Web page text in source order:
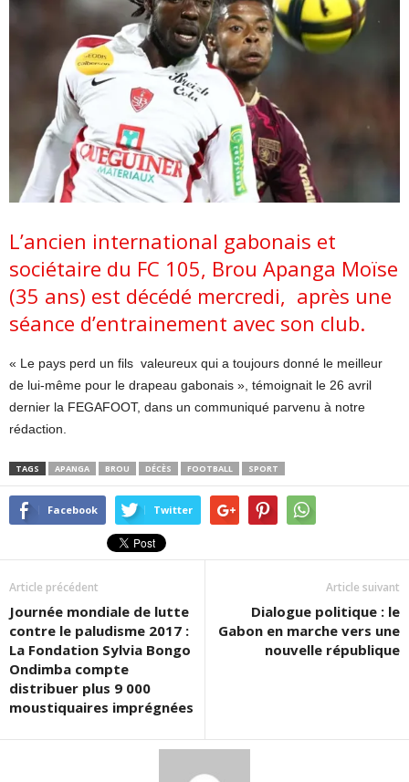
L’ancien international gabonais et
sociétaire du FC 105, Brou Apanga Moïse
(35 ans) est décédé mercredi, après une
séance d’entrainement avec son club.
« Le pays perd un fils valeureux qui a toujours donné le meilleur
de lui-même pour le drapeau gabonais », témoignait le 26 avril
dernier la FEGAFOOT, dans un communiqué parvenu à notre
rédaction.
TAGS APANGA BROU DÉCÈS FOOTBALL SPORT
Facebook Twitter
Article précédent
Journée mondiale de lutte
contre le paludisme 2017 :
La Fondation Sylvia Bongo
Ondimba compte
distribuer plus 9 000
moustiquaires imprégnées
Article suivant
Dialogue politique : le
Gabon en marche vers une
nouvelle république